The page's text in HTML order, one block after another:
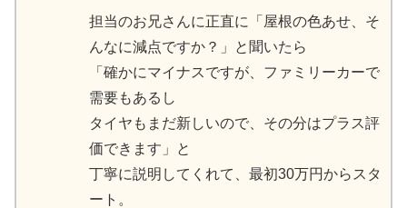
担当のお兄さんに正直に「屋根の色あせ、そ
んなに減点ですか？」と聞いたら
「確かにマイナスですが、ファミリーカーで
需要もあるし
タイヤもまだ新しいので、その分はプラス評
価できます」と
丁寧に説明してくれて、最初30万円からスタ
ート。